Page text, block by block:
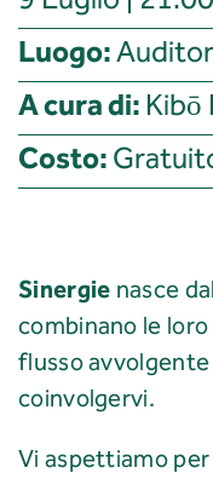
Luogo:
A cura di: Kibō
Costo:
Sinergie nasce
combinano le
flusso
coinvolgervi.
Vi aspettiamo per